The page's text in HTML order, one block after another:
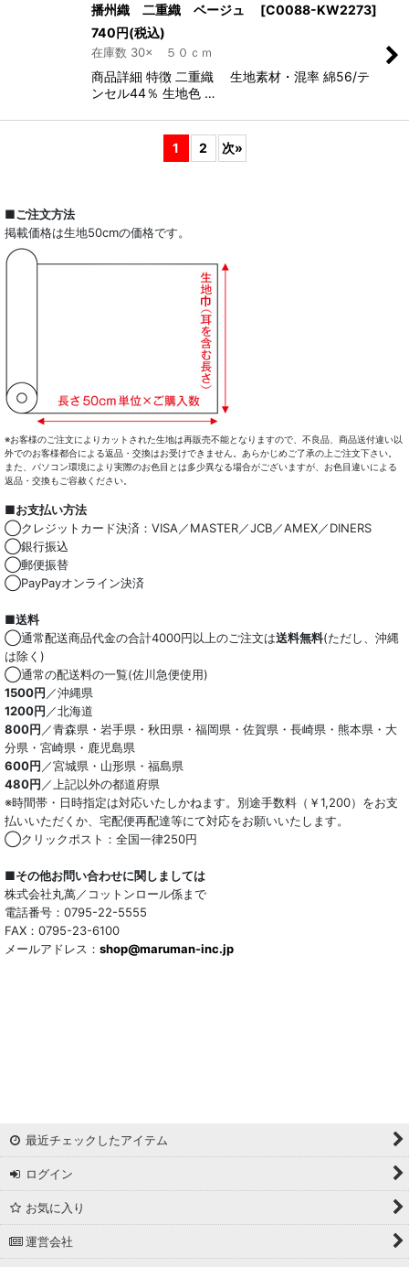
播州織 二重織 ベージュ [C0088-KW2273]
740円(税込)
在庫数 30× ５０ｃｍ
商品詳細 特徴 二重織 生地素材・混率 綿56/テ
ンセル44％ 生地色 …
1 2 次»
■ご注文方法
掲載価格は生地50cmの価格です。
※お客様のご注文によりカットされた生地は再販売不能となりますので、不良品、商品送付違い以
外でのお客様都合による返品・交換はお受けできません。あらかじめご了承の上ご注文下さい。
また、パソコン環境により実際のお色目とは多少異なる場合がございますが、お色目違いによる
返品・交換もご容赦ください。
■お支払い方法
◯クレジットカード決済：VISA／MASTER／JCB／AMEX／DINERS
◯銀行振込
◯郵便振替
◯PayPayオンライン決済
■送料
◯通常配送商品代金の合計4000円以上のご注文は送料無料(ただし、沖縄
は除く)
◯通常の配送料の一覧(佐川急便使用)
1500円 ／沖縄県
1200円 ／北海道
800円 ／青森県・岩手県・秋田県・福岡県・佐賀県・長崎県・熊本県・大
分県・宮崎県・鹿児島県
600円 ／宮城県・山形県・福島県
480円 ／上記以外の都道府県
※時間帯・日時指定は対応いたしかねます。別途手数料（￥1,200）をお支
払いいただくか、宅配便再配達等にて対応をお願いいたします。
◯クリックポスト：全国一律250円
■その他お問い合わせに関しましては
株式会社丸萬／コットンロール係まで
電話番号：0795-22-5555
FAX：0795-23-6100
メールアドレス： shop@maruman-inc.jp
最近チェックしたアイテム
ログイン
お気に入り
運営会社